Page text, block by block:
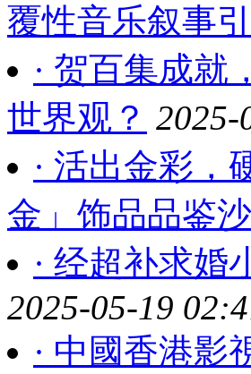
覆性音乐叙事
· 贺百集成就
世界观？ 2025-
· 活出金彩，
金」饰品品鉴
· 经超补求婚
2025-05-19
· 中國香港影